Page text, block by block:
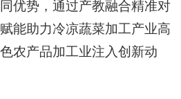
优势，通过产教融合精准对
能助力冷凉蔬菜加工产业高
农产品加工业注入创新动